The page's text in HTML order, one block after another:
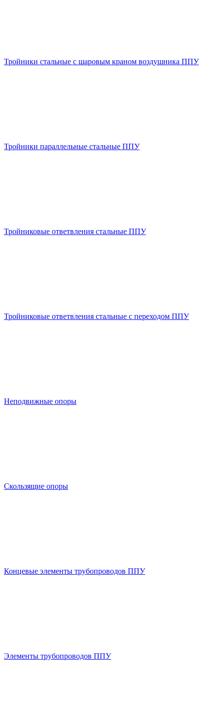
Тройники стальные с шаровым краном воздушника ППУ
Тройники параллельные стальные ППУ
Тройниковые ответвления стальные ППУ
Тройниковые ответвления стальные с переходом ППУ
Неподвижные опоры
Скользящие опоры
Концевые элементы трубопроводов ППУ
Элементы трубопроводов ППУ